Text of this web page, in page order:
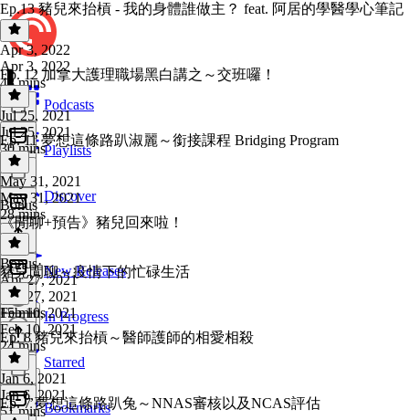
Podcasts
Playlists
Discover
New Releases
In Progress
Starred
Bookmarks
Ep.13 豬兒來抬槓 - 我的身體誰做主？ feat. 阿居的學醫學心筆記
Apr 3, 2022
Apr 3, 2022
48 mins
Ep. 12 加拿大護理職場黑白講之～交班囉！
Jul 25, 2021
Jul 25, 2021
30 mins
Ep. 11 夢想這條路趴淑麗～銜接課程 Bridging Program
May 31, 2021
May 31, 2021
28 mins
Bonus
《閒聊+預告》豬兒回來啦！
Bonus·
Apr 27, 2021
Apr 27, 2021
15 mins
豬兒閒聊～疫情下的忙碌生活
Feb 10, 2021
Feb 10, 2021
24 mins
Ep. 8 豬兒來抬槓～醫師護師的相愛相殺
Jan 6, 2021
Jan 6, 2021
51 mins
Ep. 7 夢想這條路趴兔～NNAS審核以及NCAS評估